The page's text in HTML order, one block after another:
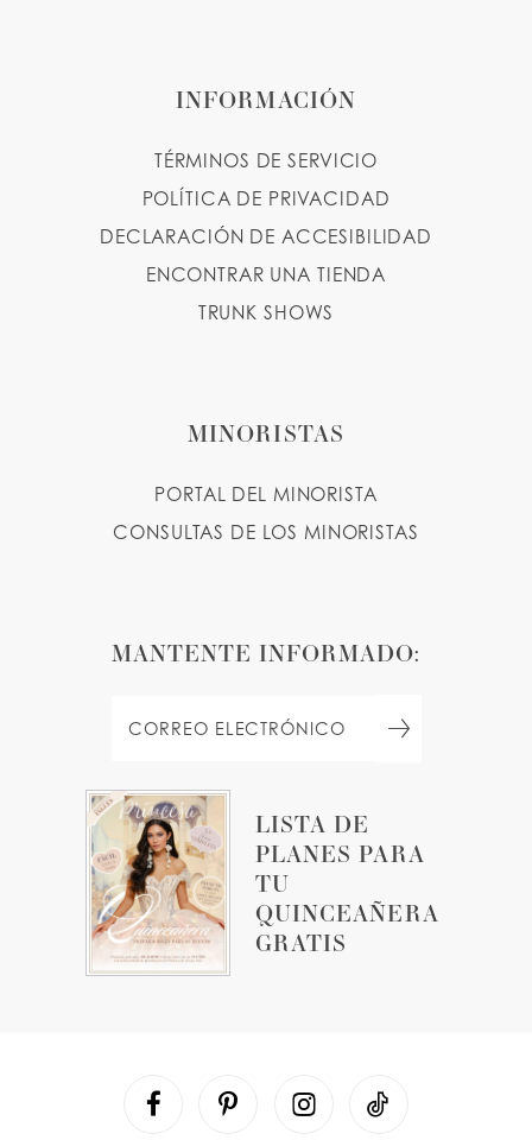
LISTA DE
PLANES PARA
TU
QUINCEAÑERA
GRATIS
INFORMACIÓN
TÉRMINOS DE SERVICIO
POLÍTICA DE PRIVACIDAD
DECLARACIÓN DE ACCESIBILIDAD
ENCONTRAR UNA TIENDA
TRUNK SHOWS
MINORISTAS
PORTAL DEL MINORISTA
CONSULTAS DE LOS MINORISTAS
MANTENTE INFORMADO: